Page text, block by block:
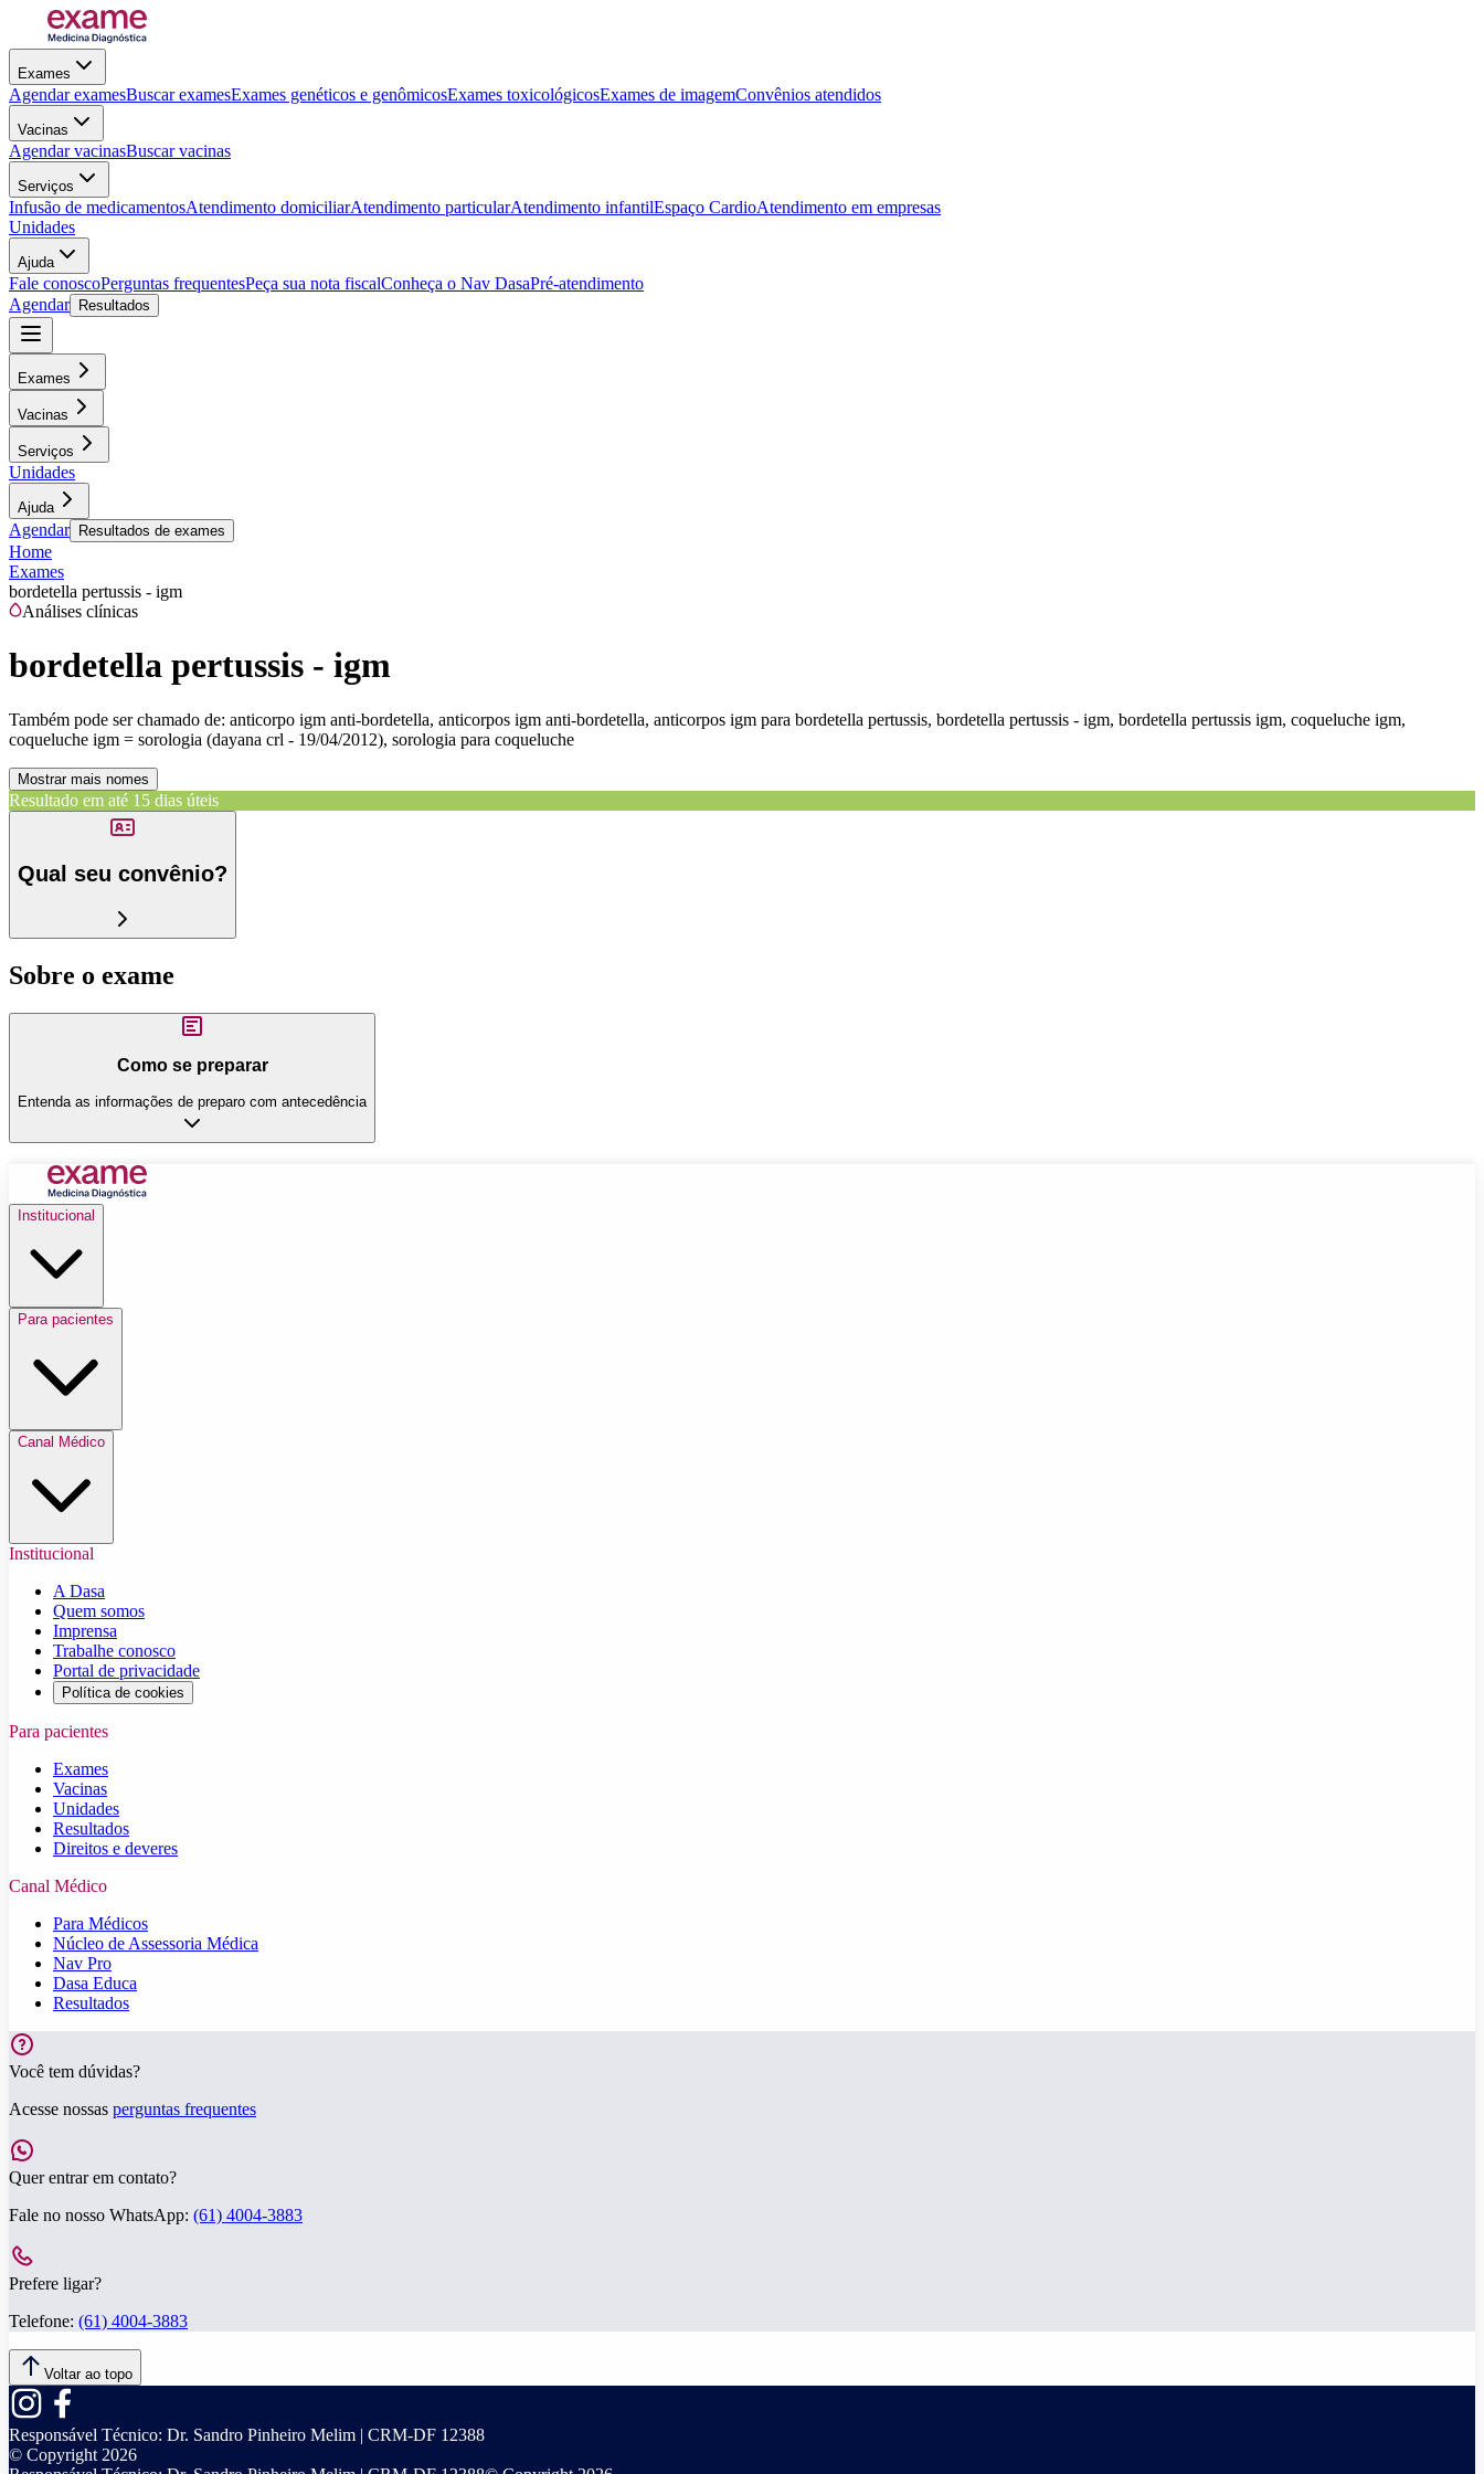
Exames
Agendar examesBuscar examesExames genéticos e genômicosExames toxicológicosExames de imagemConvênios atendidos
Vacinas
Agendar vacinasBuscar vacinas
Serviços
Infusão de medicamentosAtendimento domiciliarAtendimento particularAtendimento infantilEspaço CardioAtendimento em empresas
Unidades
Ajuda
Fale conoscoPerguntas frequentesPeça sua nota fiscalConheça o Nav DasaPré-atendimento
Agendar
Resultados
Exames
Vacinas
Serviços
Unidades
Ajuda
Agendar Resultados de exames
Home
Exames
bordetella pertussis - igm
Análises clínicas
bordetella pertussis - igm
Também pode ser chamado de: anticorpo igm anti-bordetella, anticorpos igm anti-bordetella, anticorpos igm para bordetella pertussis, bordetella pertussis - igm, bordetella pertussis igm, coqueluche igm,
coqueluche igm = sorologia (dayana crl - 19/04/2012), sorologia para coqueluche
Mostrar mais nomes
Resultado em até 15 dias úteis
Qual seu convênio?
Sobre o exame
Como se preparar
Entenda as informações de preparo com antecedência
Institucional
Para pacientes
Canal Médico
Institucional
A Dasa
Quem somos
Imprensa
Trabalhe conosco
Portal de privacidade
Política de cookies
Para pacientes
Exames
Vacinas
Unidades
Resultados
Direitos e deveres
Canal Médico
Para Médicos
Núcleo de Assessoria Médica
Nav Pro
Dasa Educa
Resultados
Você tem dúvidas?
Acesse nossas perguntas frequentes
Quer entrar em contato?
Fale no nosso WhatsApp: (61) 4004-3883
Prefere ligar?
Telefone: (61) 4004-3883
Voltar ao topo
Responsável Técnico: Dr. Sandro Pinheiro Melim | CRM-DF 12388
© Copyright 2026